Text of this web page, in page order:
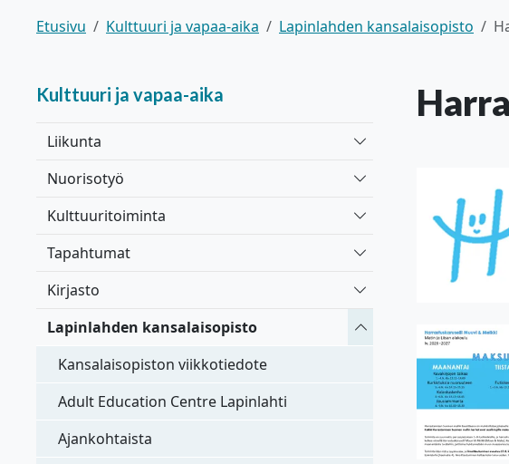
Etusivu Kulttuuri ja vapaa-aika Lapinlahden kansalaisopisto
Kulttuuri ja vapaa-aika
Liikunta
Vaihda alasvetovalikkoa
Nuorisotyö
Vaihda alasvetovalikkoa
Kulttuuritoiminta
Vaihda alasvetovalikkoa
Tapahtumat
Vaihda alasvetovalikkoa
Kirjasto
Vaihda alasvetovalikkoa
Lapinlahden kansalaisopisto
Vaihda alasvetovalikkoa
Kansalaisopiston viikkotiedote
Adult Education Centre Lapinlahti
Ajankohtaista